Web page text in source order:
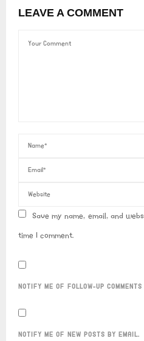
LEAVE A COMMENT
Save my name, email, and
time I comment.
NOTIFY ME OF FOLLOW-UP
NOTIFY ME OF NEW POSTS BY EMAIL.